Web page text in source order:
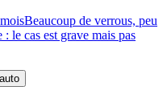
Beaucoup de verrous, peu
le cas est grave mais pas